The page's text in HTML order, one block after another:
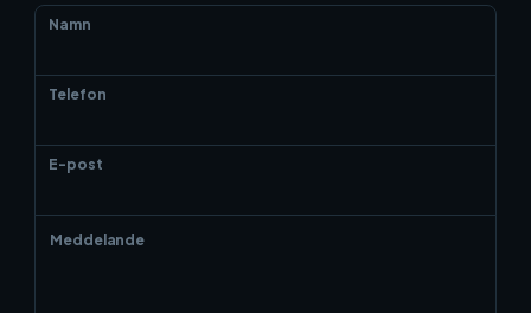
Namn
Telefon
E-post